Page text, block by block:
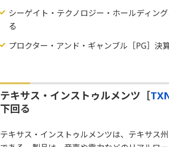
シーゲイト・テクノロジー・ホールディン
る
プロクター・アンド・ギャンブル［PG］決
テキサス・インストゥルメンツ［
下回る
テキサス・インストゥルメンツは、テキサス